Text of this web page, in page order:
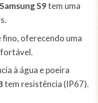
Samsung S9tem uma
fino, oferecendo uma
à água e poeira
tem resistência (IP67).